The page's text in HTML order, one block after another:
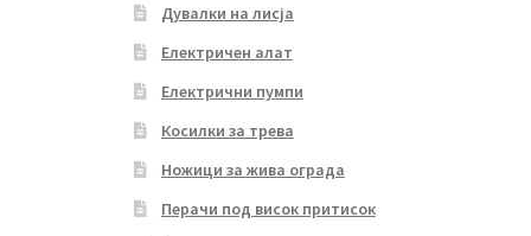
Дувалки на лисја
Електричен алат
Електрични пумпи
Косилки за трева
Ножици за жива ограда
Перачи под висок притисок